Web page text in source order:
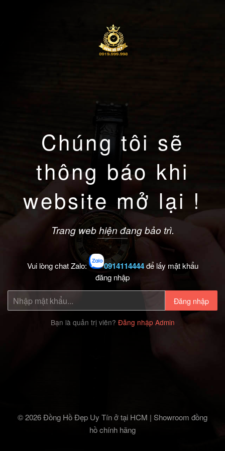
Chúng tôi sẽ
thông báo khi
website mở lại !
Trang web hiện đang bảo trì.
Vui lòng chat Zalo: 0914114444để lấy mật khẩu
đăng nhập
Đăng nhập
Bạn là quản trị viên? Đăng nhập Admin
© 2026 Đồng Hồ Đẹp Uy Tín ở tại HCM | Showroom đồng
hồ chính hãng‎